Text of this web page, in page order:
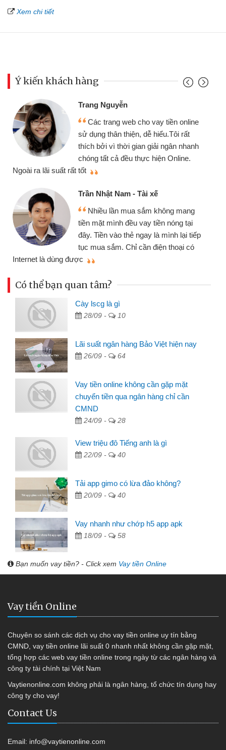
Xem chi tiết
Ý kiến khách hàng
web cho vay tiền online
thiện, dễ hiểu.Tôi rất
gian giải ngân nhanh
thực hiện Online.
- Tài xế
mua sắm không mang
đều vay tiền nóng tại
thẻ ngay là mình lại tiếp
Chỉ cần điện thoại có
chiếc xe wave
cần gặp mặt nên
nhiều lúc cần
đến website qua
đã giải quyết
Có thể bạn quan tâm?
Cày lscg là gì
28/09 - 10
Lãi suất ngân hàng Bảo Việt hiện nay
26/09 - 64
Vay tiền online không cần gặp mặt
chuyển tiền qua ngân hàng chỉ cần
CMND
24/09 - 28
View triệu đô Tiếng anh là gì
22/09 - 40
Tải app gimo có lừa đảo không?
20/09 - 40
Vay nhanh như chớp h5 app apk
18/09 - 58
Bạn muốn vay tiền? - Click xem Vay tiền Online
Vay tiền Online
Chuyên so sánh các dịch vụ cho vay tiền online uy tín bằng
CMND, vay tiền online lãi suất 0 nhanh nhất không cần gặp mặt,
tổng hợp các web vay tiền online trong ngày từ các ngân hàng và
công ty tài chính tại Việt Nam
Vaytienonline.com không phải là ngân hàng, tổ chức tín dụng hay
công ty cho vay!
Contact Us
Email: info@vaytienonline.com